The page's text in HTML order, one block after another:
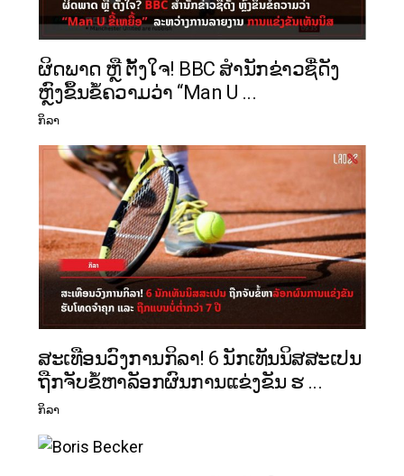
ຜິດພາດ ຫຼື ຕັ້ງໃຈ! BBC ສຳນັກຂ່າວຊື່ດັງ
ຫຼົງຂຶ້ນຂໍ້ຄວາມວ່າ “Man U ...
ກິລາ
ສະເທືອນວົງການກິລາ! 6 ນັກເທັນນິສສະເປນ
ຖືກຈັບຂໍ້ຫາລັອກຜົນການແຂ່ງຂັນ ຮ ...
ກິລາ